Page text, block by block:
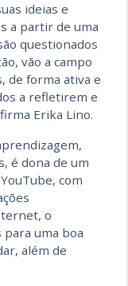
ideias e
a partir de uma
questionados
vão a campo
de forma ativa e
a refletirem e
Erika Lino.
é dona de um
com
o
para uma boa
além de